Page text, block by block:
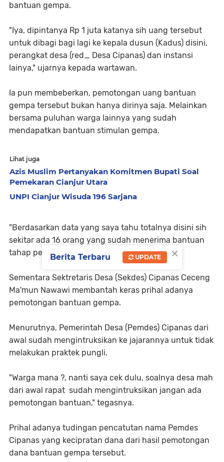
bantuan gempa.
"Iya, dipintanya Rp 1 juta katanya sih uang tersebut
untuk dibagi bagi lagi ke kepala dusun (Kadus) disini,
perangkat desa (red_ Desa Cipanas) dan instansi
lainya," ujarnya kepada wartawan.
Ia pun membeberkan, pemotongan uang bantuan
gempa tersebut bukan hanya dirinya saja. Melainkan
bersama puluhan warga lainnya yang sudah
mendapatkan bantuan stimulan gempa.
Lihat juga
Azis Muslim Pertanyakan Komitmen Bupati Soal
Pemekaran Cianjur Utara
UNPI Cianjur Wisuda 196 Sarjana
"Berdasarkan data yang saya tahu totalnya disini sih
sekitar ada 16 orang yang sudah menerima bantuan
tahap pertama," ujarnya.
Sementara Sektretaris Desa (Sekdes) Cipanas Ceceng
Ma'mun Nawawi membantah keras prihal adanya
pemotongan bantuan gempa.
Menurutnya, Pemerintah Desa (Pemdes) Cipanas dari
awal sudah mengintruksikan ke jajarannya untuk tidak
melakukan praktek pungli.
"Warga mana ?, nanti saya cek dulu, soalnya desa mah
dari awal rapat sudah mengintruksikan jangan ada
pemotongan bantuan," tegasnya.
Prihal adanya tudingan pencatutan nama Pemdes
Cipanas yang kecipratan dana dari hasil pemotongan
dana bantuan gempa tersebut.
×
Berita Terbaru UPDATE